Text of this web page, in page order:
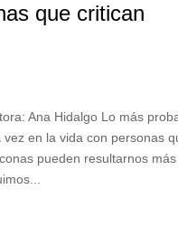
que critican
Ana Hidalgo Lo más
en la vida con personas
pueden resultarnos